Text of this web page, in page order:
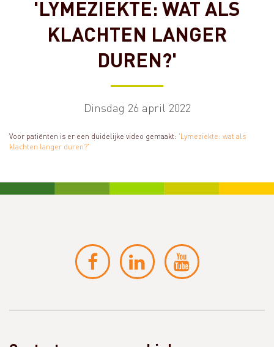
'LYMEZIEKTE: WAT ALS
KLACHTEN LANGER
DUREN?'
Dinsdag 26 april 2022
Voor patiënten is er een duidelijke video gemaakt: 'Lymeziekte: wat als
klachten langer duren?'